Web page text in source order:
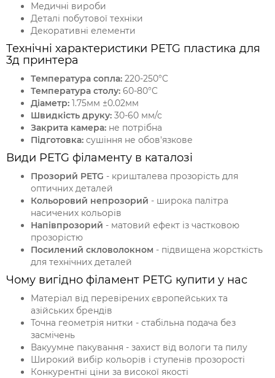
Медичні вироби
Деталі побутової техніки
Декоративні елементи
Технічні характеристики PETG пластика для
3д принтера
Температура сопла: 220-250°C
Температура столу: 60-80°C
Діаметр: 1.75мм ±0.02мм
Швидкість друку: 30-60 мм/с
Закрита камера: не потрібна
Підготовка: сушіння не обов'язкове
Види PETG філаменту в каталозі
Прозорий PETG - кришталева прозорість для
оптичних деталей
Кольоровий непрозорий - широка палітра
насичених кольорів
Напівпрозорий - матовий ефект із частковою
прозорістю
Посилений скловолокном - підвищена жорсткість
для технічних деталей
Чому вигідно філамент PETG купити у нас
Матеріал від перевірених європейських та
азійських брендів
Точна геометрія нитки - стабільна подача без
засмічень
Вакуумне пакування - захист від вологи та пилу
Широкий вибір кольорів і ступенів прозорості
Конкурентні ціни за високої якості